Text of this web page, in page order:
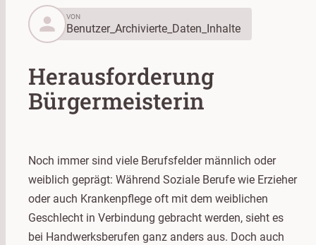
person
VON
Benutzer_Archivierte_Daten_Inhalte
Herausforderung
Bürgermeisterin
Noch immer sind viele Berufsfelder männlich oder
weiblich geprägt: Während Soziale Berufe wie Erzieher
oder auch Krankenpflege oft mit dem weiblichen
Geschlecht in Verbindung gebracht werden, sieht es
bei Handwerksberufen ganz anders aus. Doch auch